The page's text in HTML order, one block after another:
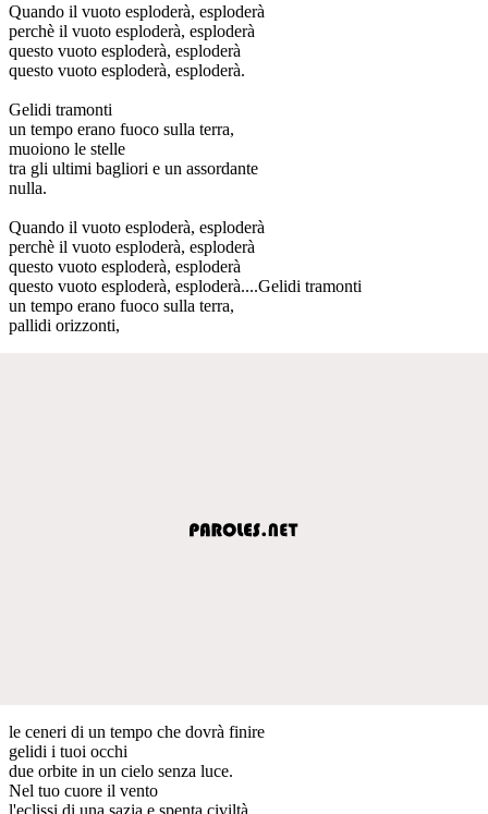
Quando il vuoto esploderà, esploderà
perchè il vuoto esploderà, esploderà
questo vuoto esploderà, esploderà
questo vuoto esploderà, esploderà.
Gelidi tramonti
un tempo erano fuoco sulla terra,
muoiono le stelle
tra gli ultimi bagliori e un assordante
nulla.
Quando il vuoto esploderà, esploderà
perchè il vuoto esploderà, esploderà
questo vuoto esploderà, esploderà
questo vuoto esploderà, esploderà....Gelidi tramonti
un tempo erano fuoco sulla terra,
pallidi orizzonti,
le ceneri di un tempo che dovrà finire
gelidi i tuoi occhi
due orbite in un cielo senza luce.
Nel tuo cuore il vento
l'eclissi di una sazia e spenta civiltà.